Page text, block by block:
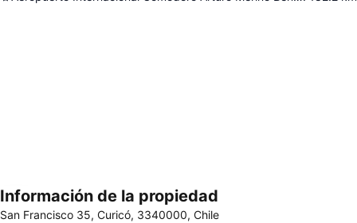
Ampliar mapa
Información de la propiedad
San Francisco 35, Curicó, 3340000, Chile